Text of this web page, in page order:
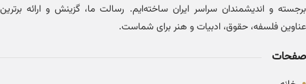
برجسته و اندیشمندان سراسر ایران ساخته‌ایم. رسالت ما، گزینش و ارائه برترین
عناوین فلسفه، حقوق، ادبیات و هنر برای شماست.
صفحات